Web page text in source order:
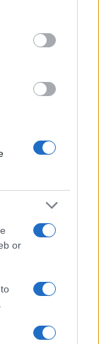
or
International
numero di
‘schiavi’”. A
Paesi
Arabi e
giugno
2010
del